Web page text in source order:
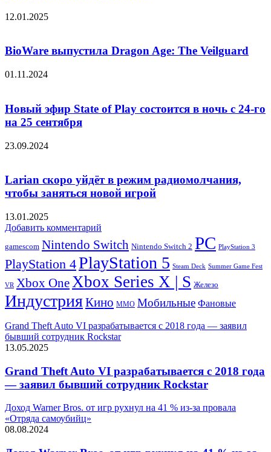
12.01.2025
BioWare выпустила Dragon Age: The Veilguard
01.11.2024
Новый эфир State of Play состоится в ночь с 24-го
на 25 сентября
23.09.2024
Larian скоро уйдёт в режим радиомолчания,
чтобы заняться новой игрой
13.01.2025
Добавить комментарий
gamescom Nintendo Switch Nintendo Switch 2 PC PlayStation 3
PlayStation 4PlayStation 5 Steam Deck Summer Game Fest
VR Xbox OneXbox Series X | S Железо
ИндустрияКино ММО Мобильные Фановые
Grand Theft Auto VI разрабатывается с 2018 года — заявил
бывший сотрудник Rockstar
13.05.2025
Grand Theft Auto VI разрабатывается с 2018 года
— заявил бывший сотрудник Rockstar
Доход Warner Bros. от игр рухнул на 41 % из-за провала
«Отряда самоубийц»
08.08.2024